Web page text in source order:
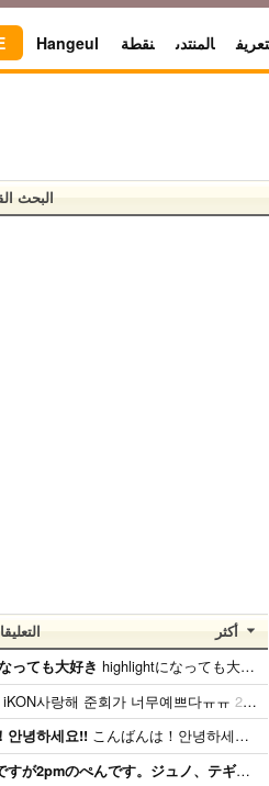
Hangeul المنتدى نقطة
البحث
أكثر
っても大好き highlightになっても大好き ファンになったのが、遅かったからいろんな情報が欲しいです。 highlightになっても好きな気持ちは変わりません。 メンバー全員が大好きですが、一番大好きなのはジュンヒョンです。 彼らのことたくさん知りたいです。
iKON사랑해 준회가 너무예쁘다ㅠㅠ 2026.01.09
안녕하세요!! こんばんは！안녕하세요!! こんばんは！ 日本BANAです( ˆoˆ )/ 性別、年齢、国籍関係なく BANAと仲良くしたいです！！ ちなみに、94lineゴンチャンぺんです！ コメント、メール待ってます( ˆoˆ )/안녕하세요!
韓国人の男ですが2pmのぺんです。ジュノ、テギョンぺんが特にぺんです。